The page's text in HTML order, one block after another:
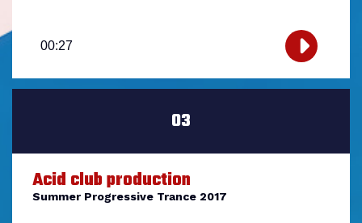
audio00:27
03
Acid club production
Summer Progressive Trance 2017